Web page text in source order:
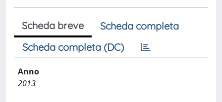
Scheda breve
Scheda completa
Scheda completa (DC)
Anno
2013